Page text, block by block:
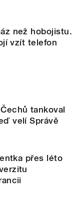
než hobojistu.
vzít telefon
tankoval
velí Správě
přes léto